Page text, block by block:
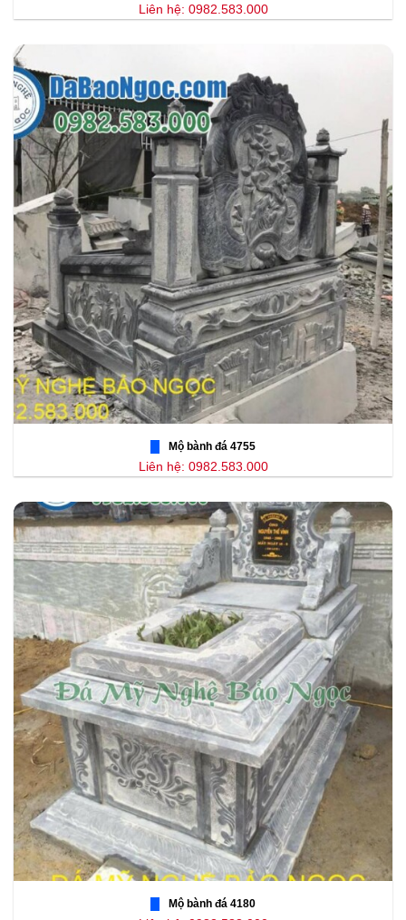
Liên hệ: 0982.583.000
Mộ bành đá 4755
Liên hệ: 0982.583.000
Mộ bành đá 4180